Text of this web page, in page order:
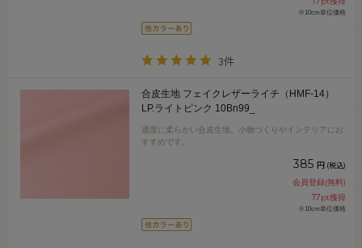
※10cm単位価格
3件
合皮生地 フェイクレザーライチ（HMF-14）
LP.ライトピンク 10Bn99_
適度に柔らかい合皮生地。小物づくりやインテリアにお
すすめです。
385 円 (税込)
会員登録(無料)
17pt獲得
※10cm単位価格